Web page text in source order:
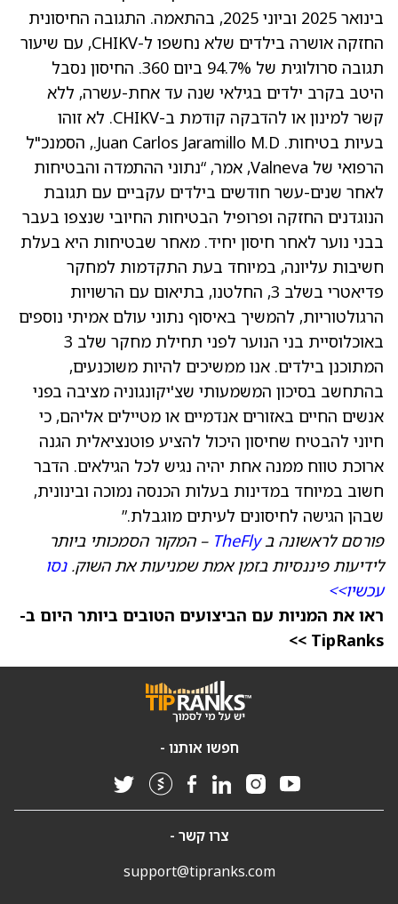
בינואר 2025 וביוני 2025, בהתאמה. התגובה החיסונית
החזקה אושרה בילדים שלא נחשפו ל-CHIKV, עם שיעור
תגובה סרולוגית של 94.7% ביום 360. החיסון נסבל
היטב בקרב ילדים בגילאי שנה עד אחת-עשרה, ללא
קשר למינון או להדבקה קודמת ב-CHIKV. לא זוהו
בעיות בטיחות. Juan Carlos Jaramillo M.D., הסמנכ"ל
הרפואי של Valneva, אמר, “נתוני ההתמדה והבטיחות
לאחר שנים-עשר חודשים בילדים עקביים עם תגובת
הנוגדנים החזקה ופרופיל הבטיחות החיובי שנצפו בעבר
בבני נוער לאחר חיסון יחיד. מאחר שבטיחות היא בעלת
חשיבות עליונה, במיוחד בעת התקדמות למחקר
פדיאטרי בשלב 3, החלטנו, בתיאום עם הרשויות
הרגולטוריות, להמשיך באיסוף נתוני עולם אמיתי נוספים
באוכלוסיית בני הנוער לפני תחילת מחקר שלב 3
המתוכנן בילדים. אנו ממשיכים להיות משוכנעים,
בהתחשב בסיכון המשמעותי שצ'יקונגוניה מציבה בפני
אנשים החיים באזורים אנדמיים או מטיילים אליהם, כי
חיוני להבטיח שחיסון היכול להציע פוטנציאלית הגנה
ארוכת טווח ממנה אחת יהיה נגיש לכל הגילאים. הדבר
חשוב במיוחד במדינות בעלות הכנסה נמוכה ובינונית,
שבהן הגישה לחיסונים לעיתים מוגבלת.”
פורסם לראשונה בTheFly – המקור הסמכותי ביותר
לידיעות פיננסיות בזמן אמת שמניעות את השוק.נסו
עכשיו>>
ראו את המניות עם הביצועים הטובים ביותר היום ב-
TipRanks >>
חפשו אותנו -
צרו קשר -
support@tipranks.com